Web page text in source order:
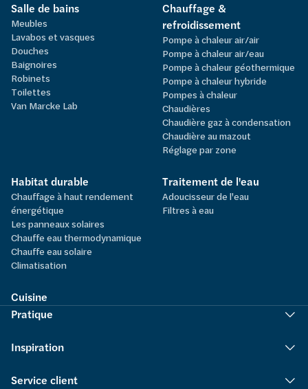
Salle de bains
Meubles
Lavabos et vasques
Douches
Baignoires
Robinets
Toilettes
Van Marcke Lab
Chauffage &
refroidissement
Pompe à chaleur air/air
Pompe à chaleur air/eau
Pompe à chaleur géothermique
Pompe à chaleur hybride
Pompes à chaleur
Chaudières
Chaudière gaz à condensation
Chaudière au mazout
Réglage par zone
Habitat durable
Chauffage à haut rendement
énergétique
Les panneaux solaires
Chauffe eau thermodynamique
Chauffe eau solaire
Climatisation
Traitement de l'eau
Adoucisseur de l'eau
Filtres à eau
Cuisine
Pratique
Inspiration
Service client